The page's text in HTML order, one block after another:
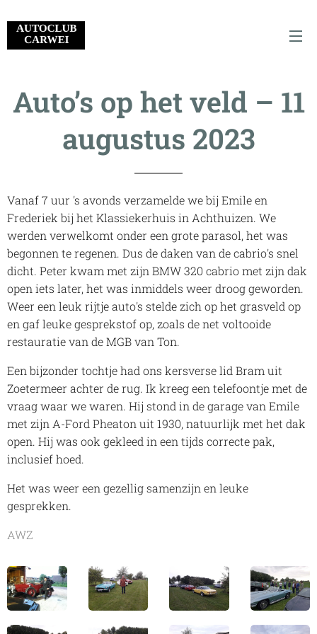
Auto’s op het veld – 11
augustus 2023
Vanaf 7 uur 's avonds verzamelde we bij Emile en
Frederiek bij het Klassiekerhuis in Achthuizen. We
werden verwelkomt onder een grote parasol, het was
begonnen te regenen. Dus de daken van de cabrio's snel
dicht. Peter kwam met zijn BMW 320 cabrio met zijn dak
open iets later, het was inmiddels weer droog geworden.
Weer een leuk rijtje auto's stelde zich op het grasveld op
en gaf leuke gesprekstof op, zoals de net voltooide
restauratie van de MGB van Ton.
Een bijzonder tochtje had ons kersverse lid Bram uit
Zoetermeer achter de rug. Ik kreeg een telefoontje met de
vraag waar we waren. Hij stond in de garage van Emile
met zijn A-Ford Pheaton uit 1930, natuurlijk met het dak
open. Hij was ook gekleed in een tijds correcte pak,
inclusief hoed.
Het was weer een gezellig samenzijn en leuke
gesprekken.
AWZ